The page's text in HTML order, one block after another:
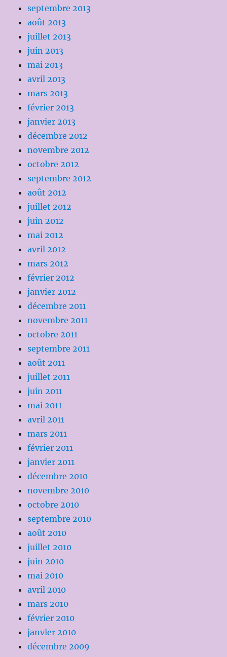
septembre 2013
août 2013
juillet 2013
juin 2013
mai 2013
avril 2013
mars 2013
février 2013
janvier 2013
décembre 2012
novembre 2012
octobre 2012
septembre 2012
août 2012
juillet 2012
juin 2012
mai 2012
avril 2012
mars 2012
février 2012
janvier 2012
décembre 2011
novembre 2011
octobre 2011
septembre 2011
août 2011
juillet 2011
juin 2011
mai 2011
avril 2011
mars 2011
février 2011
janvier 2011
décembre 2010
novembre 2010
octobre 2010
septembre 2010
août 2010
juillet 2010
juin 2010
mai 2010
avril 2010
mars 2010
février 2010
janvier 2010
décembre 2009